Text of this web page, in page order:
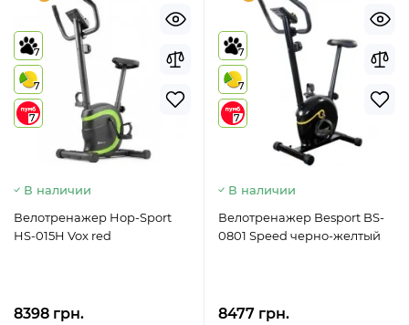
7
7
7
В наличии
Велотренажер Hop-Sport
HS-015H Vox red
8398 грн.
7
7
7
В наличии
Велотренажер Besport BS-
0801 Speed черно-желтый
8477 грн.